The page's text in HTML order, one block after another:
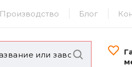
Производство Блог